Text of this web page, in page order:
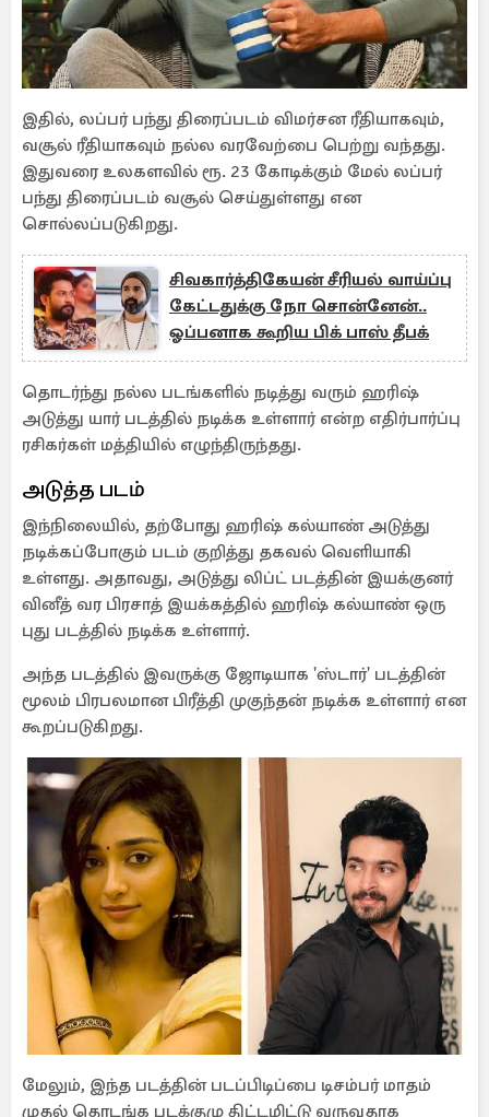
இதில், லப்பர் பந்து திரைப்படம் விமர்சன ரீதியாகவும்,
வசூல் ரீதியாகவும் நல்ல வரவேற்பை பெற்று வந்தது.
இதுவரை உலகளவில் ரூ. 23 கோடிக்கும் மேல் லப்பர்
பந்து திரைப்படம் வசூல் செய்துள்ளது என
சொல்லப்படுகிறது.
சிவகார்த்திகேயன் சீரியல் வாய்ப்பு
கேட்டதுக்கு நோ சொன்னேன்..
ஓப்பனாக கூறிய பிக் பாஸ் தீபக்
தொடர்ந்து நல்ல படங்களில் நடித்து வரும் ஹரிஷ்
அடுத்து யார் படத்தில் நடிக்க உள்ளார் என்ற எதிர்பார்ப்பு
ரசிகர்கள் மத்தியில் எழுந்திருந்தது.
அடுத்த படம்
இந்நிலையில், தற்போது ஹரிஷ் கல்யாண் அடுத்து
நடிக்கப்போகும் படம் குறித்து தகவல் வெளியாகி
உள்ளது. அதாவது, அடுத்து லிப்ட் படத்தின் இயக்குனர்
வினீத் வர பிரசாத் இயக்கத்தில் ஹரிஷ் கல்யாண் ஒரு
புது படத்தில் நடிக்க உள்ளார்.
அந்த படத்தில் இவருக்கு ஜோடியாக 'ஸ்டார்' படத்தின்
மூலம் பிரபலமான பிரீத்தி முகுந்தன் நடிக்க உள்ளார் என
கூறப்படுகிறது.
மேலும், இந்த படத்தின் படப்பிடிப்பை டிசம்பர் மாதம்
முதல் தொடங்க படக்குழு திட்டமிட்டு வருவதாக